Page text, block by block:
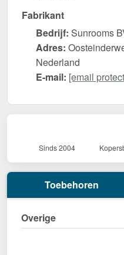
Fabrikant
Bedrijf: Sunrooms
Adres:
Nederland
E-mail: [email
Sinds 2004
Toebehoren
Overige